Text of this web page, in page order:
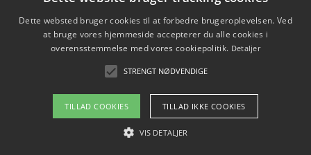
Copyright 2026 - Pilanto Aps
Om / kontakt
Blog Betingelser
Dette websted bruger cookies til at forbedre brugeroplevelsen. Ved
at bruge vores hjemmeside accepterer du alle cookies i
overensstemmelse med vores cookiepolitik. Detaljer
STRENGT NØDVENDIGE
TILLAD COOKIES TILLAD IKKE COOKIES
VIS DETALJER